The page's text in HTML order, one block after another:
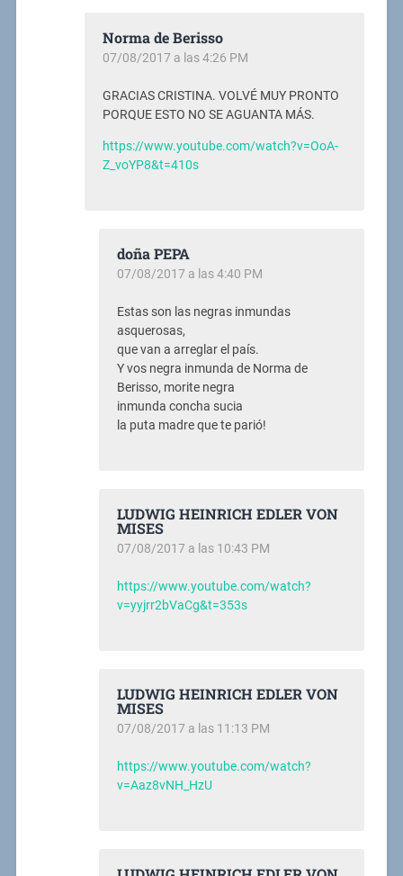
Norma de Berisso
07/08/2017 a las 4:26 PM
GRACIAS CRISTINA. VOLVÉ MUY PRONTO
PORQUE ESTO NO SE AGUANTA MÁS.
https://www.youtube.com/watch?v=OoA-
Z_voYP8&t=410s
doña PEPA
07/08/2017 a las 4:40 PM
Estas son las negras inmundas
asquerosas,
que van a arreglar el país.
Y vos negra inmunda de Norma de
Berisso, morite negra
inmunda concha sucia
la puta madre que te parió!
LUDWIG HEINRICH EDLER VON
MISES
07/08/2017 a las 10:43 PM
https://www.youtube.com/watch?
v=yyjrr2bVaCg&t=353s
LUDWIG HEINRICH EDLER VON
MISES
07/08/2017 a las 11:13 PM
https://www.youtube.com/watch?
v=Aaz8vNH_HzU